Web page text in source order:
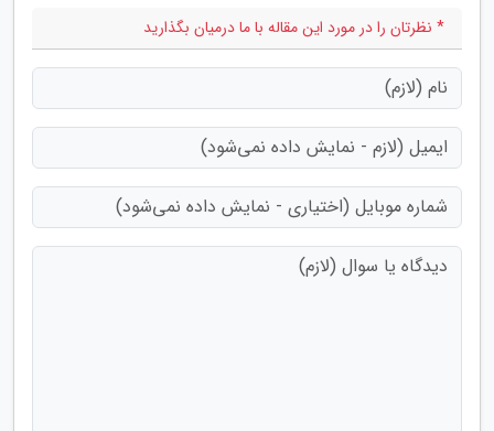
* نظرتان را در مورد این مقاله با ما درمیان بگذارید